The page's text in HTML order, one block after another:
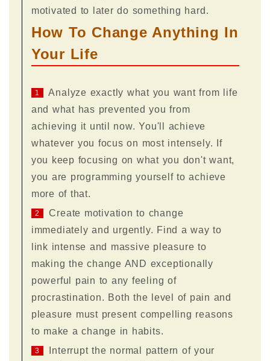
motivated to later do something hard.
How To Change Anything In
Your Life
1
Analyze exactly what you want from life
and what has prevented you from
achieving it until now. You'll achieve
whatever you focus on most intensely. If
you keep focusing on what you don't want,
you are programming yourself to achieve
more of that.
2
Create motivation to change
immediately and urgently. Find a way to
link intense and massive pleasure to
making the change AND exceptionally
powerful pain to any feeling of
procrastination. Both the level of pain and
pleasure must present compelling reasons
to make a change in habits.
3
Interrupt the normal pattern of your